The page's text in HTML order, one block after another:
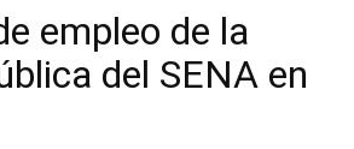
empleo de la
del SENA en